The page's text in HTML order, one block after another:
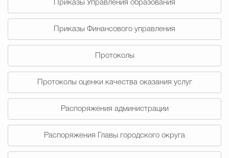
Счётная палата Городского
Гостям Городского
Общественная
Приказы Управления образования
Приказы Финансового управления
Протоколы
Протоколы оценки качества оказания услуг
Распоряжения администрации
Распоряжения Главы городского округа